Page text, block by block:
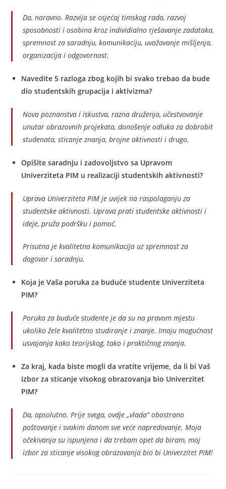
Da, naravno. Razvija se osjećaj timskog rada, razvoj
sposobnosti i osobina kroz individialno rješavanje zadataka,
spremnost za saradnju, komunikaciju, uvažavanje mišljenja,
organizacija i odgovornost.
Navedite 5 razloga zbog kojih bi svako trebao da bude
dio studentskih grupacija i aktivizma?
Nova poznanstva i iskustva, razna druženja, učestvovanje
unutar obrazovnih projekata, donošenje odluka za dobrobit
studenata, sticanje znanja, brojne aktivnosti i drugo.
Opišite saradnju i zadovoljstvo sa Upravom
Univerziteta PIM u realizaciji studentskih aktivnosti?
Uprava Univerziteta PIM je uvijek na raspolaganju za
studentske aktivnosti. Uprava prati studentske aktivnosti i
ideje, pruža podršku i pomoć.
Prisutna je kvalitetna komunikacija uz spremnost za
dogovor i saradnju.
Koja je Vaša poruka za buduće studente Univerziteta
PIM?
Poruka za buduće studente je da su na pravom mjestu
ukoliko žele kvalitetno studiranje i znanje. Imaju mogućnost
usvajanja kako teorijskog, tako i praktičnog znanja.
Za kraj, kada biste mogli da vratite vrijeme, da li bi Vaš
izbor za sticanje visokog obrazovanja bio Univerzitet
PIM?
Da, apsolutno. Prije svega, ovdje „vlada“ obostrano
poštovanje i svakim danom sve veće napredovanje. Moja
očekivanja su ispunjena i da trebam opet da biram, moj
izbor za sticanje visokog obrazovanja bio bi Univerzitet PIM!